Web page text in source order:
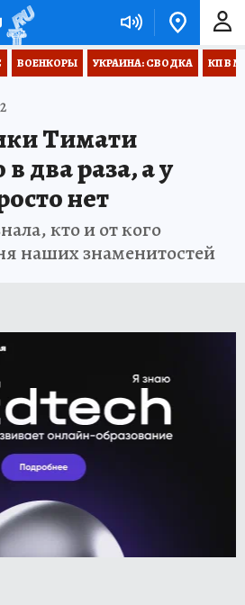
ВОЕНКОРЫ УКРАИНА: СВОДКА КП В
Тимати
два раза, а у
нет
кто и от кого
наших знаменитостей